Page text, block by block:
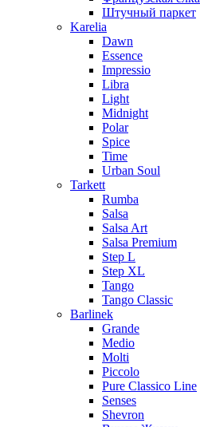
Штучный паркет
Karelia
Dawn
Essence
Impressio
Libra
Light
Midnight
Polar
Spice
Time
Urban Soul
Tarkett
Rumba
Salsa
Salsa Art
Salsa Premium
Step L
Step XL
Tango
Tango Classic
Barlinek
Grande
Medio
Molti
Piccolo
Pure Classico Line
Senses
Shevron